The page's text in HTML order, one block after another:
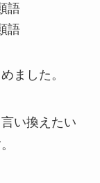
語
語
ました。
い換えたい